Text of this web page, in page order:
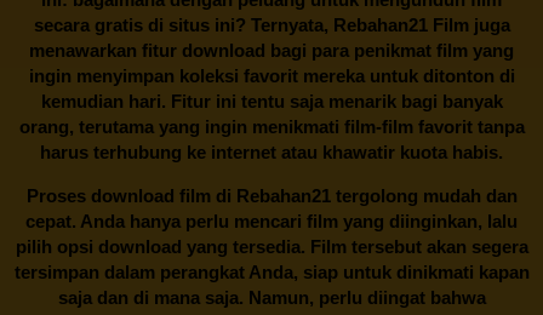
secara gratis di situs ini? Ternyata, Rebahan21 Film juga
menawarkan fitur download bagi para penikmat film yang
ingin menyimpan koleksi favorit mereka untuk ditonton di
kemudian hari. Fitur ini tentu saja menarik bagi banyak
orang, terutama yang ingin menikmati film-film favorit tanpa
harus terhubung ke internet atau khawatir kuota habis.
Proses download film di Rebahan21tergolong mudah dan
cepat. Anda hanya perlu mencari film yang diinginkan, lalu
pilih opsi download yang tersedia. Film tersebut akan segera
tersimpan dalam perangkat Anda, siap untuk dinikmati kapan
saja dan di mana saja. Namun, perlu diingat bahwa